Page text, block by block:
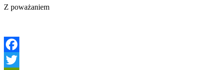
Z poważaniem
Facebook